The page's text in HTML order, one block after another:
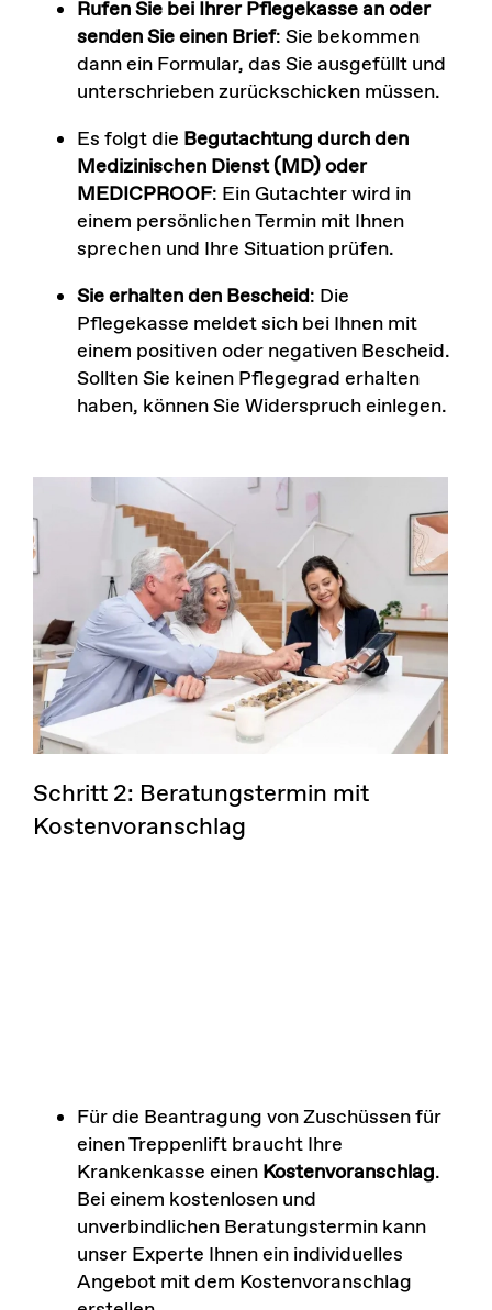
Rufen Sie bei Ihrer Pflegekasse an oder
senden Sie einen Brief: Sie bekommen
dann ein Formular, das Sie ausgefüllt und
unterschrieben zurückschicken müssen.
Es folgt die Begutachtung durch den
Medizinischen Dienst (MD) oder
MEDICPROOF: Ein Gutachter wird in
einem persönlichen Termin mit Ihnen
sprechen und Ihre Situation prüfen.
Sie erhalten den Bescheid: Die
Pflegekasse meldet sich bei Ihnen mit
einem positiven oder negativen Bescheid.
Sollten Sie keinen Pflegegrad erhalten
haben, können Sie Widerspruch einlegen.
Schritt 2: Beratungstermin mit
Kostenvoranschlag
Für die Beantragung von Zuschüssen für
einen Treppenlift braucht Ihre
Krankenkasse einen Kostenvoranschlag.
Bei einem kostenlosen und
unverbindlichen Beratungstermin kann
unser Experte Ihnen ein individuelles
Angebot mit dem Kostenvoranschlag